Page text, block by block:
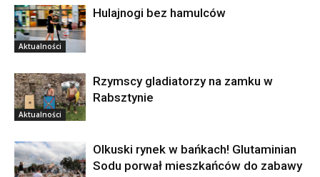
Aktualności
Hulajnogi bez hamulców
Aktualności
Rzymscy gladiatorzy na zamku w
Rabsztynie
Olkuski rynek w bańkach! Glutaminian
Sodu porwał mieszkańców do zabawy